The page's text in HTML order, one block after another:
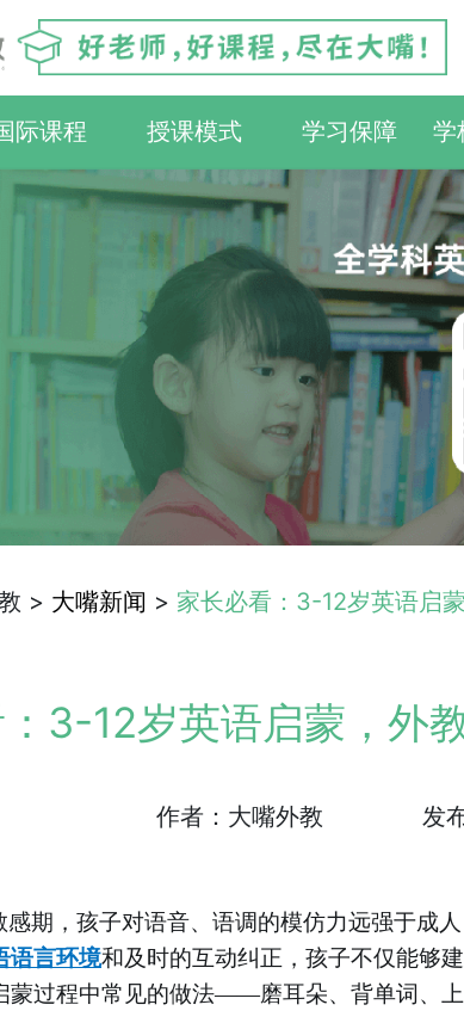
际课程 授课模式 学习保障 学
> 大嘴新闻 > 家长必看：3-12岁英语启
3-12岁英语启蒙，外
作者：大嘴外教 发
感期，孩子对语音、语调的模仿力远强于成
语言环境和及时的互动纠正，孩子不仅能够
蒙过程中常见的做法——磨耳朵、背单词、